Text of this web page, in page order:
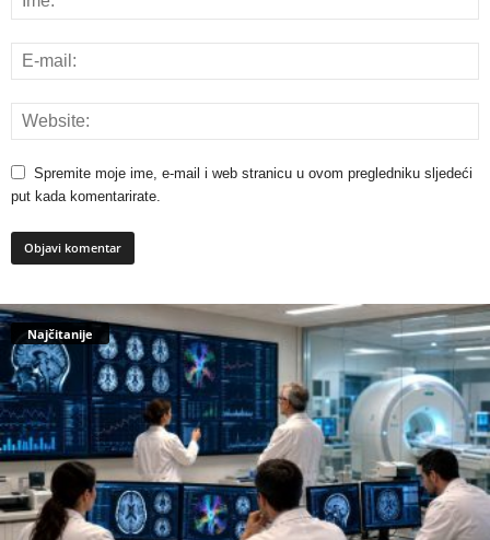
Spremite moje ime, e-mail i web stranicu u ovom pregledniku sljedeći
put kada komentarirate.
Najčitanije